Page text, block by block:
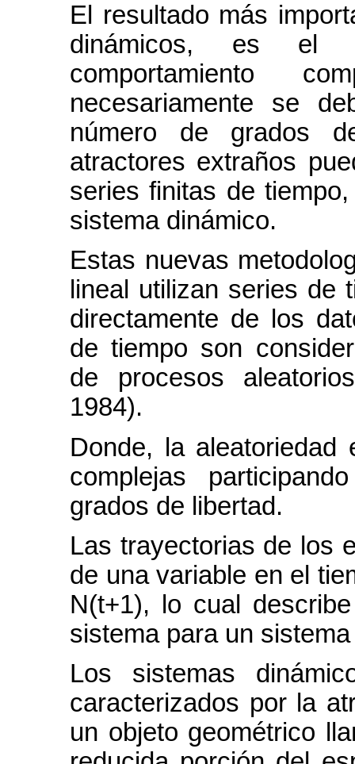
El resultado más
dinámicos, es el
comportamiento
necesariamente se
número de grados
atractores extraños
series finitas de
sistema dinámico.
Estas nuevas
lineal utilizan series de
directamente de los
de tiempo son
de procesos
1984).
Donde, la aleatoriedad
complejas
grados de libertad.
Las trayectorias de los
de una variable en el
N(t+1), lo cual
sistema para un
Los sistemas
caracterizados por la
un objeto geométrico